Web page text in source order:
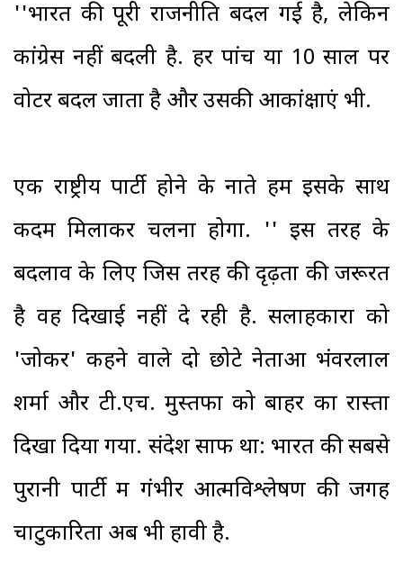
''भारत की पूरी राजनीति बदल गई है, लेकिन
कांग्रेस नहीं बदली है. हर पांच या 10 साल पर
वोटर बदल जाता है और उसकी आकांक्षाएं भी.
एक राष्ट्रीय पार्टी होने के नाते हमें इसके साथ
कदम मिलाकर चलना होगा. '' इस तरह के
बदलाव के लिए जिस तरह की दृढ़ता की जरूरत
है वह दिखाई नहीं दे रही है. सलाहकारों को
'जोकर' कहने वाले दो छोटे नेताओं भंवरलाल
शर्मा और टी.एच. मुस्तफा को बाहर का रास्ता
दिखा दिया गया. संदेश साफ था: भारत की सबसे
पुरानी पार्टी में गंभीर आत्मविश्लेषण की जगह
चाटुकारिता अब भी हावी है.